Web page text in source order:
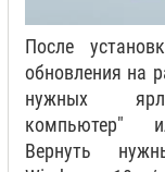
После
обновления на
нужных
компьютер"
Вернуть